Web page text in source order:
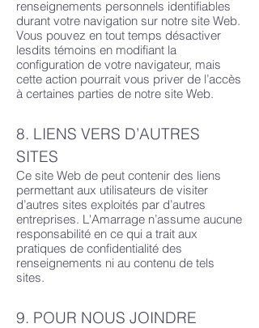
renseignements personnels identifiables
durant votre navigation sur notre site Web.
Vous pouvez en tout temps désactiver
lesdits témoins en modifiant la
configuration de votre navigateur, mais
cette action pourrait vous priver de l’accès
à certaines parties de notre site Web.
8. LIENS VERS D’AUTRES
SITES
Ce site Web de peut contenir des liens
permettant aux utilisateurs de visiter
d’autres sites exploités par d’autres
entreprises. L'Amarrage n’assume aucune
responsabilité en ce qui a trait aux
pratiques de confidentialité des
renseignements ni au contenu de tels
sites.
9. POUR NOUS JOINDRE